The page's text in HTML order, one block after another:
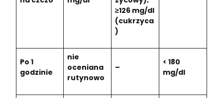
≥126 mg/dl
(cukrzyca
)
Po 1
godzinie
nie
oceniana
rutynowo
–
< 180
mg/dl